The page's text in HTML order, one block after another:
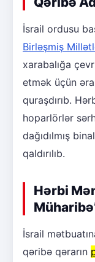
İsrail ordusu
Birləşmiş
xarabalığa
etmək üçün
quraşdırıb.
hoparlörlər
dağıdılmış
qaldırılıb.
Hərbi
İsrail
qəribə qərarın